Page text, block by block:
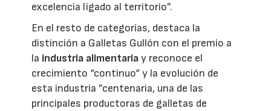
excelencia ligado al territorio”.
En el resto de categorías, destaca la
distinción a Galletas Gullón con el premio a
la industria alimentariay reconoce el
crecimiento “continuo“ y la evolución de
esta industria ”centenaria, una de las
principales productoras de galletas de